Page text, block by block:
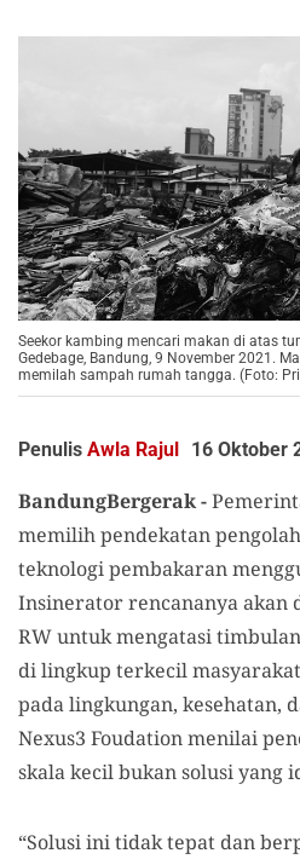
Seekor kambing mencari makan di atas
Gedebage, Bandung, 9 November 2021.
memilah sampah rumah tangga. (Foto:
Penulis Awla Rajul 16 Oktober
BandungBergerak -
memilih pendekatan
teknologi pembakaran
Insinerator rencananya akan
RW untuk mengatasi
di lingkup terkecil
pada lingkungan, kesehatan,
Nexus3 Foudation menilai
skala kecil bukan solusi yang
“Solusi ini tidak tepat dan